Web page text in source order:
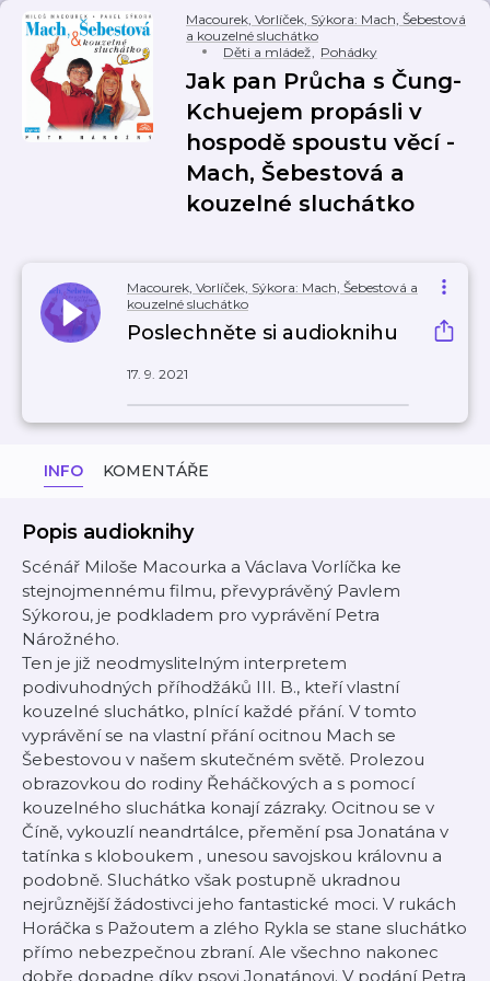
Macourek, Vorlíček, Sýkora: Mach, Šebestová
a kouzelné sluchátko
Děti a mládež, Pohádky
Jak pan Průcha s Čung-
Kchuejem propásli v
hospodě spoustu věcí -
Mach, Šebestová a
kouzelné sluchátko
Macourek, Vorlíček, Sýkora: Mach, Šebestová a
kouzelné sluchátko
Poslechněte si audioknihu
17. 9. 2021
INFO KOMENTÁŘE
Popis audioknihy
Scénář Miloše Macourka a Václava Vorlíčka ke
stejnojmennému filmu, převyprávěný Pavlem
Sýkorou, je podkladem pro vyprávění Petra
Nárožného.
Ten je již neodmyslitelným interpretem
podivuhodných příhodžáků III. B., kteří vlastní
kouzelné sluchátko, plnící každé přání. V tomto
vyprávění se na vlastní přání ocitnou Mach se
Šebestovou v našem skutečném světě. Prolezou
obrazovkou do rodiny Řeháčkových a s pomocí
kouzelného sluchátka konají zázraky. Ocitnou se v
Číně, vykouzlí neandrtálce, přemění psa Jonatána v
tatínka s kloboukem , unesou savojskou královnu a
podobně. Sluchátko však postupně ukradnou
nejrůznější žádostivci jeho fantastické moci. V rukách
Horáčka s Pažoutem a zlého Rykla se stane sluchátko
přímo nebezpečnou zbraní. Ale všechno nakonec
dobře dopadne díky psovi Jonatánovi. V podání Petra